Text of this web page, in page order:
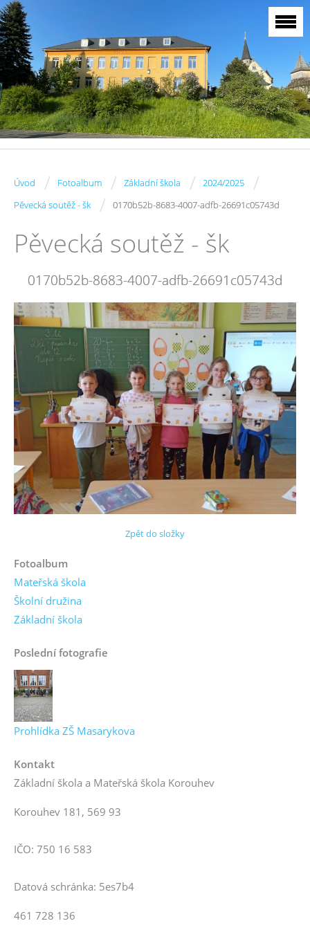
Úvod / Fotoalbum / Základní škola / 2024/2025 /
Pěvecká soutěž - šk / 0170b52b-8683-4007-adfb-26691c05743d
Pěvecká soutěž - šk
0170b52b-8683-4007-adfb-26691c05743d
Zpět do složky
Fotoalbum
Mateřská škola
Školní družina
Základní škola
Poslední fotografie
Prohlídka ZŠ Masarykova
Kontakt
Základní škola a Mateřská škola Korouhev
Korouhev 181, 569 93
IČO: 750 16 583
Datová schránka: 5es7b4
461 728 136